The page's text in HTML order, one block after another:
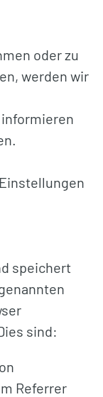
oder zu
werden wir
speichert
sind:
Referrer